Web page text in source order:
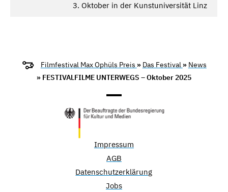
3. Oktober in der Kunstuniversität Linz
Filmfestival Max Ophüls Preis » Das Festival » News
» FESTIVALFILME UNTERWEGS – Oktober 2025
Impressum
AGB
Datenschutzerklärung
Jobs